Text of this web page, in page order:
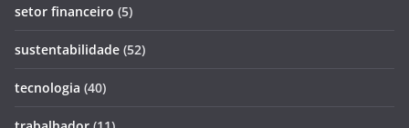
setor financeiro (5)
sustentabilidade (52)
tecnologia (40)